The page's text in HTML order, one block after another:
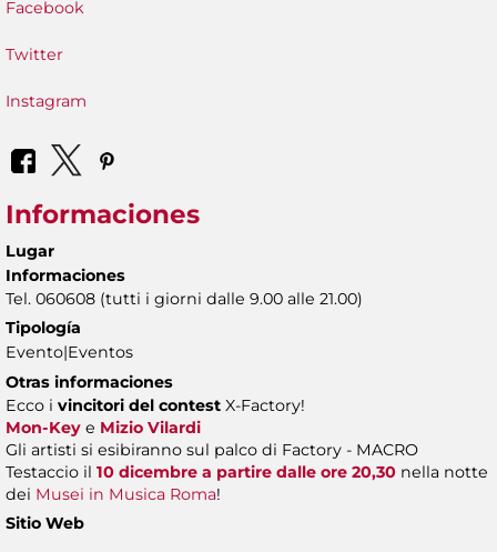
Facebook
Twitter
Instagram
Informaciones
Lugar
Informaciones
Tel. 060608 (tutti i giorni dalle 9.00 alle 21.00)
Tipología
Evento|Eventos
Otras informaciones
Ecco i vincitori del contest X-Factory!
Mon-Key e Mizio Vilardi
Gli artisti si esibiranno sul palco di Factory - MACRO
Testaccio il 10 dicembre a partire dalle ore 20,30 nella notte
dei Musei in Musica Roma!
Sitio Web